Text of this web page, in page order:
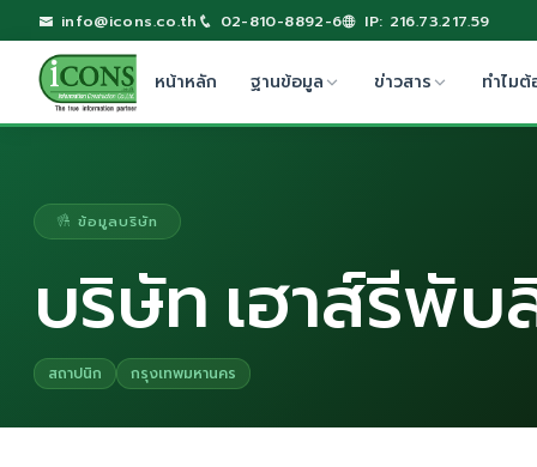
info@icons.co.th 02-810-8892-6 IP: 216.73.217.59
หน้าหลัก ฐานข้อมูล ข่าวสาร ทำไมต้
ข้อมูลบริษัท
บริษัท เฮาส์รีพับ
สถาปนิก กรุงเทพมหานคร